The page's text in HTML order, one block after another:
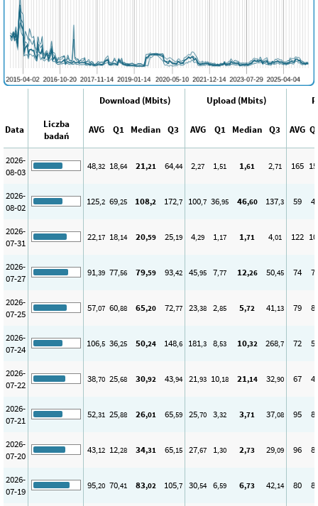
Download (Mbits) Upload (Mbits)
Data
Liczba
badań
AVG Q1 Median Q3 AVG Q1 Median Q3 AVG
2026-
08-03
48,32 18,64 21,21 64,44 2,27 1,51 1,61 2,71 165
2026-
08-02
125,2 69,25 108,2 172,7 100,7 36,95 46,60 137,3 59
2026-
07-31
22,17 18,14 20,59 25,19 4,29 1,17 1,71 4,01 122
2026-
07-27
91,39 77,56 79,59 93,42 45,95 7,77 12,26 50,45 74
2026-
07-25
57,07 60,88 65,20 72,77 23,38 2,85 5,72 41,13 79
2026-
07-24
106,5 36,25 50,24 148,6 181,3 8,53 10,32 268,7 72
2026-
07-22
38,70 25,68 30,92 43,94 21,93 10,18 21,14 32,90 67
2026-
07-21
52,31 25,88 26,01 65,59 25,70 3,32 3,71 37,08 95
2026-
07-20
43,12 12,28 34,31 65,15 27,67 1,30 2,73 29,09 96
2026-
07-19
95,20 70,41 83,02 105,7 30,54 6,59 6,73 42,14 80